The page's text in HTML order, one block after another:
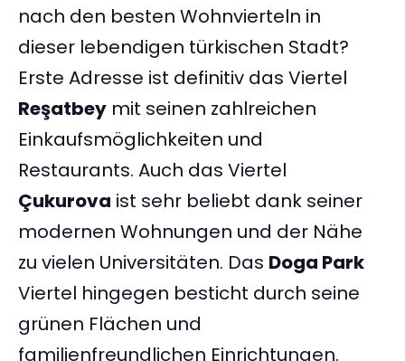
nach den besten Wohnvierteln in
dieser lebendigen türkischen Stadt?
Erste Adresse ist definitiv das Viertel
Reşatbey mit seinen zahlreichen
Einkaufsmöglichkeiten und
Restaurants. Auch das Viertel
Çukurova ist sehr beliebt dank seiner
modernen Wohnungen und der Nähe
zu vielen Universitäten. Das Doga Park
Viertel hingegen besticht durch seine
grünen Flächen und
familienfreundlichen Einrichtungen.